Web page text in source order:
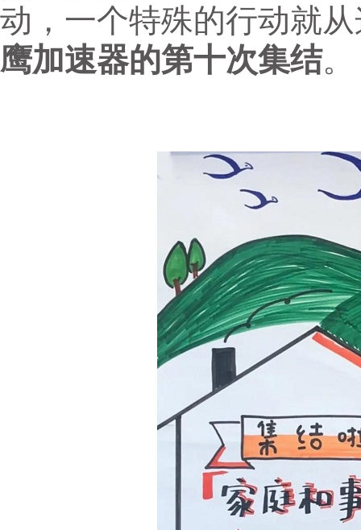
动，一个特殊的行动就
鹰加速器的第十次集结。